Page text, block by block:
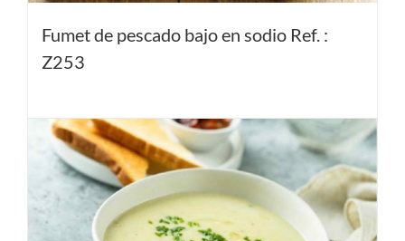
Fumet de pescado bajo en sodio Ref. :
Z253